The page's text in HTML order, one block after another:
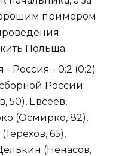
примером
Польша.
Россия - 0:2 (0:2)
сборной России:
50), Евсеев,
(Осмирко, 82),
65),
(Ненасов,